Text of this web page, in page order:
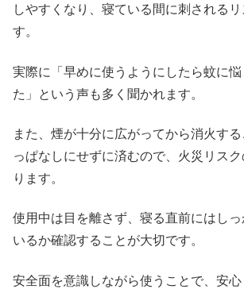
しやすくなり、寝ている間に刺される
す。
実際に「早めに使うようにしたら蚊に
た」という声も多く聞かれます。
また、煙が十分に広がってから消火す
っぱなしにせずに済むので、火災リス
ります。
使用中は目を離さず、寝る直前にはし
いるか確認することが大切です。
安全面を意識しながら使うことで、安